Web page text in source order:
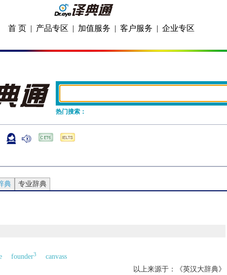
首 页 | 产品专区 | 加值服务 | 客户服务 | 企业专区
热门搜索：
典 专业辞典
founder3
canvass
以上来源于：《英汉大辞典》